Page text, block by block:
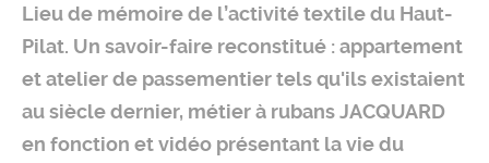
Lieu de mémoire de l’activité textile du Haut-
Pilat. Un savoir-faire reconstitué : appartement
et atelier de passementier tels qu'ils existaient
au siècle dernier, métier à rubans JACQUARD
en fonction et vidéo présentant la vie du